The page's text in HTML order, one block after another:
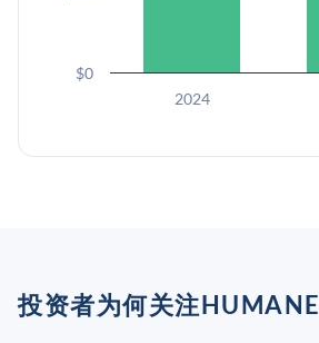
2024
$0
投资者为何关注HUMANE